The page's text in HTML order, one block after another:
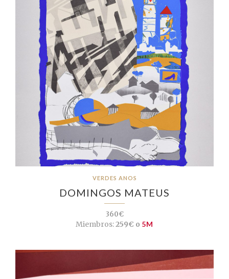
VERDES ANOS
DOMINGOS MATEUS
360€
Miembros:259€ o 5M